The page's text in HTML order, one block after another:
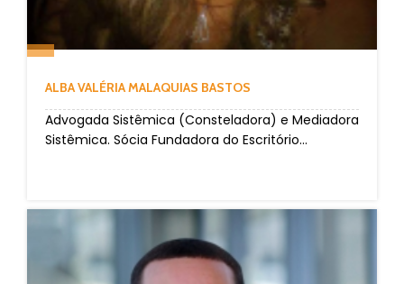
ALBA VALÉRIA MALAQUIAS BASTOS
Advogada Sistêmica (Consteladora) e Mediadora
Sistêmica. Sócia Fundadora do Escritório...